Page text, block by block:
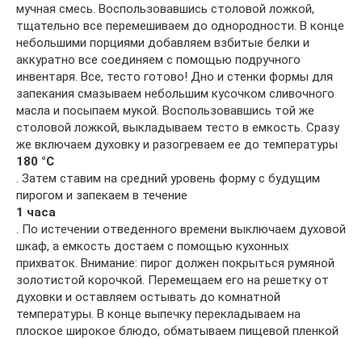
мучная смесь. Воспользовавшись столовой ложкой,
тщательно все перемешиваем до однородности. В конце
небольшими порциями добавляем взбитые белки и
аккуратно все соединяем с помощью подручного
инвентаря. Все, тесто готово! Дно и стенки формы для
запекания смазываем небольшим кусочком сливочного
масла и посыпаем мукой. Воспользовавшись той же
столовой ложкой, выкладываем тесто в емкость. Сразу
же включаем духовку и разогреваем ее до температуры
180 °С
. Затем ставим на средний уровень форму с будущим
пирогом и запекаем в течение
1 часа
. По истечении отведенного времени выключаем духовой
шкаф, а емкость достаем с помощью кухонных
прихваток. Внимание: пирог должен покрыться румяной
золотистой корочкой. Перемещаем его на решетку от
духовки и оставляем остывать до комнатной
температуры. В конце выпечку перекладываем на
плоское широкое блюдо, обматываем пищевой пленкой